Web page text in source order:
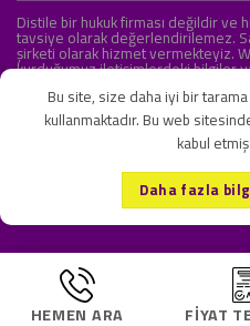
Distile bir hukuk firması değildir ve
tavsiye olarak değerlendirilemez.
şirketi olarak hizmet vermekteyiz.
kurduğumuz iletişimlerdeki bilgiler
KVKK ve Gizlilik
Copyright 2026 ©Onlipr
HEMEN ARA FIYAT
Bu site, size daha iyi bir
kullanmaktadır. Bu web
kabul
Daha fazla